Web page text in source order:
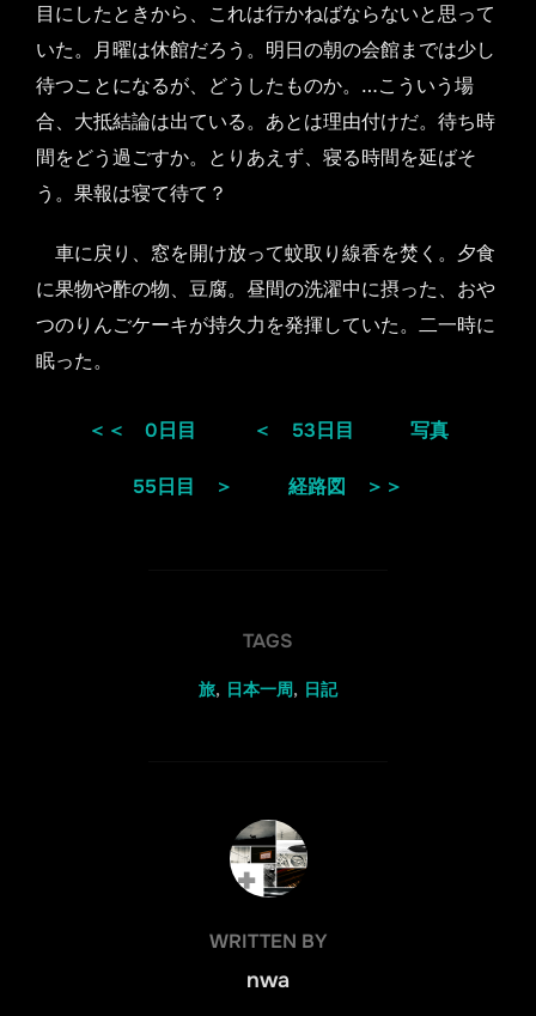
目にしたときから、これは行かねばならないと思って
いた。月曜は休館だろう。明日の朝の会館までは少し
待つことになるが、どうしたものか。…こういう場
合、大抵結論は出ている。あとは理由付けだ。待ち時
間をどう過ごすか。とりあえず、寝る時間を延ばそ
う。果報は寝て待て？
車に戻り、窓を開け放って蚊取り線香を焚く。夕食
に果物や酢の物、豆腐。昼間の洗濯中に摂った、おや
つのりんごケーキが持久力を発揮していた。二一時に
眠った。
＜＜ 0日目 ＜ 53日目 写真
55日目 ＞ 経路図 ＞＞
TAGS
旅, 日本一周, 日記
POST AUTHOR
WRITTEN BY
nwa